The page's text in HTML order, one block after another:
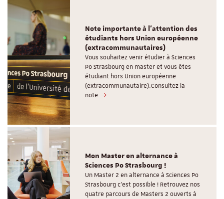
Note importante à l'attention des
étudiants hors Union européenne
(extracommunautaires)
Vous souhaitez venir étudier à Sciences
Po Strasbourg en master et vous êtes
étudiant hors Union européenne
(extracommunautaire).Consultez la
note.
Mon Master en alternance à
Sciences Po Strasbourg !
Un Master 2 en alternance à Sciences Po
Strasbourg c'est possible ! Retrouvez nos
quatre parcours de Masters 2 ouverts à